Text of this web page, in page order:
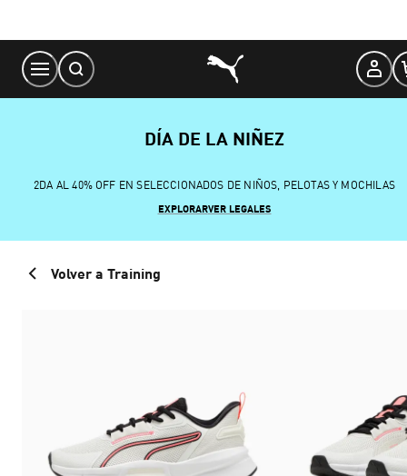
Content
DÍA DE LA NIÑEZ
2DA AL 40% OFF EN SELECCIONADOS DE NIÑOS, PELOTAS Y MOCHILAS
EXPLORARVER LEGALES
Volver a Training